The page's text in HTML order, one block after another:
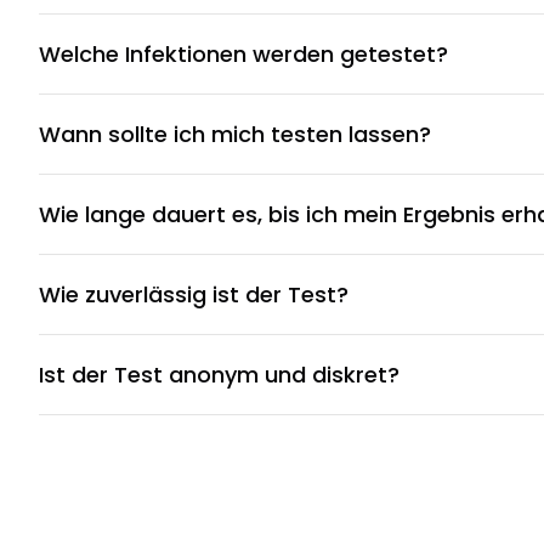
Welche Infektionen werden getestet?
Wann sollte ich mich testen lassen?
Wie lange dauert es, bis ich mein Ergebnis
Wie zuverlässig ist der Test?
Ist der Test anonym und diskret?